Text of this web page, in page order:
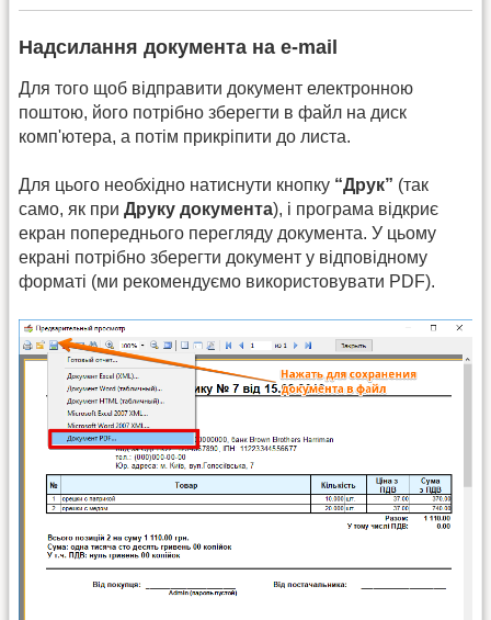
Надсилання документа на e-mail
Для того щоб відправити документ електронною
поштою, його потрібно зберегти в файл на диск
комп'ютера, а потім прикріпити до листа.
Для цього необхідно натиснути кнопку “Друк” (так
само, як при Друку документа), і програма відкриє
екран попереднього перегляду документа. У цьому
екрані потрібно зберегти документ у відповідному
форматі (ми рекомендуємо використовувати PDF).